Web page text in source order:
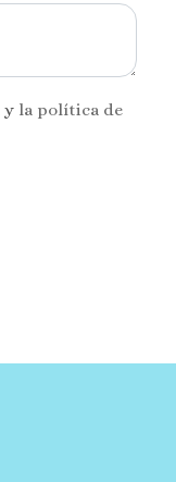
y la política de